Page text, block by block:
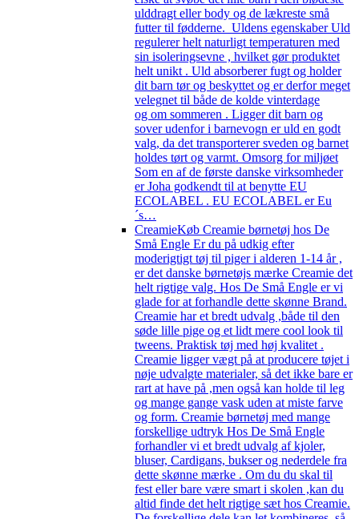
ulddragt eller body og de lækreste små
futter til fødderne. Uldens egenskaber Uld
regulerer helt naturligt temperaturen med
sin isoleringsevne , hvilket gør produktet
helt unikt . Uld absorberer fugt og holder
dit barn tør og beskyttet og er derfor meget
velegnet til både de kolde vinterdage
og om sommeren . Ligger dit barn og
sover udenfor i barnevogn er uld en godt
valg, da det transporterer sveden og barnet
holdes tørt og varmt. Omsorg for miljøet
Som en af de første danske virksomheder
er Joha godkendt til at benytte EU
ECOLABEL . EU ECOLABEL er Eu
´s…
CreamieKøb Creamie børnetøj hos De
Små Engle Er du på udkig efter
moderigtigt tøj til piger i alderen 1-14 år ,
er det danske børnetøjs mærke Creamie det
helt rigtige valg. Hos De Små Engle er vi
glade for at forhandle dette skønne Brand.
Creamie har et bredt udvalg ,både til den
søde lille pige og et lidt mere cool look til
tweens. Praktisk tøj med høj kvalitet .
Creamie ligger vægt på at producere tøjet i
nøje udvalgte materialer, så det ikke bare er
rart at have på ,men også kan holde til leg
og mange gange vask uden at miste farve
og form. Creamie børnetøj med mange
forskellige udtryk Hos De Små Engle
forhandler vi et bredt udvalg af kjoler,
bluser, Cardigans, bukser og nederdele fra
dette skønne mærke . Om du du skal til
fest eller bare være smart i skolen ,kan du
altid finde det helt rigtige sæt hos Creamie.